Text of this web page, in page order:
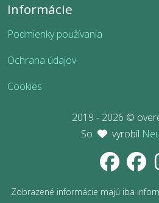
Informácie
Podmienky používania
Ochrana údajov
Cookies
2019 - 2026 ©
So
vyrobil
Zobrazené informácie majú iba